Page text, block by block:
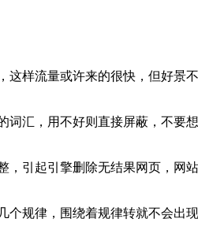
样流量或许来的很快，但好景
汇，用不好则直接屏蔽，不要
引起引擎删除无结果网页，网
规律，围绕着规律转就不会出